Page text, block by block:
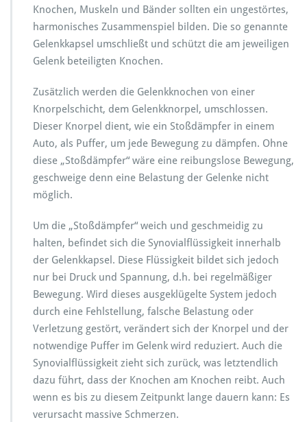
Knochen, Muskeln und Bänder sollten ein ungestörtes,
harmonisches Zusammenspiel bilden. Die so genannte
Gelenkkapsel umschließt und schützt die am jeweiligen
Gelenk beteiligten Knochen.
Zusätzlich werden die Gelenkknochen von einer
Knorpelschicht, dem Gelenkknorpel, umschlossen.
Dieser Knorpel dient, wie ein Stoßdämpfer in einem
Auto, als Puffer, um jede Bewegung zu dämpfen. Ohne
diese „Stoßdämpfer“ wäre eine reibungslose Bewegung,
geschweige denn eine Belastung der Gelenke nicht
möglich.
Um die „Stoßdämpfer“ weich und geschmeidig zu
halten, befindet sich die Synovialflüssigkeit innerhalb
der Gelenkkapsel. Diese Flüssigkeit bildet sich jedoch
nur bei Druck und Spannung, d.h. bei regelmäßiger
Bewegung. Wird dieses ausgeklügelte System jedoch
durch eine Fehlstellung, falsche Belastung oder
Verletzung gestört, verändert sich der Knorpel und der
notwendige Puffer im Gelenk wird reduziert. Auch die
Synovialflüssigkeit zieht sich zurück, was letztendlich
dazu führt, dass der Knochen am Knochen reibt. Auch
wenn es bis zu diesem Zeitpunkt lange dauern kann: Es
verursacht massive Schmerzen.